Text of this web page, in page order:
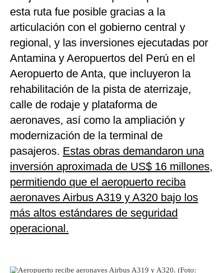
esta ruta fue posible gracias a la
articulación con el gobierno central y
regional, y las inversiones ejecutadas por
Antamina y Aeropuertos del Perú en el
Aeropuerto de Anta, que incluyeron la
rehabilitación de la pista de aterrizaje,
calle de rodaje y plataforma de
aeronaves, así como la ampliación y
modernización de la terminal de
pasajeros. Estas obras demandaron una
inversión aproximada de US$ 16 millones,
permitiendo que el aeropuerto reciba
aeronaves Airbus A319 y A320 bajo los
más altos estándares de seguridad
operacional.